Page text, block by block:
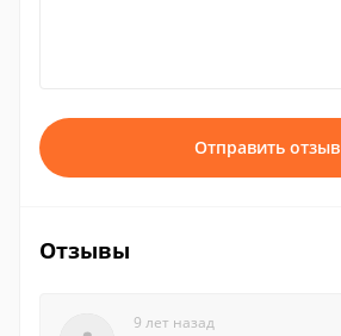
Отправить отзыв
Отзывы
9 лет назад